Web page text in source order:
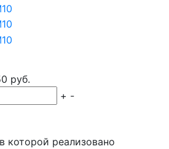
руб.
+ -
которой реализовано